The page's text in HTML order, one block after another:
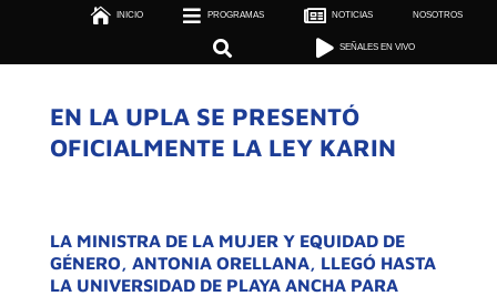
 INICIO  PROGRAMAS  NOTICIAS NOSOTROS
  SEÑALES EN VIVO
  SEÑALES EN VIVO
EN LA UPLA SE PRESENTÓ
OFICIALMENTE LA LEY KARIN
LA MINISTRA DE LA MUJER Y EQUIDAD DE
GÉNERO, ANTONIA ORELLANA, LLEGÓ HASTA
LA UNIVERSIDAD DE PLAYA ANCHA PARA